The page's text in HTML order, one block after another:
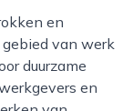
van werk
duurzame
en